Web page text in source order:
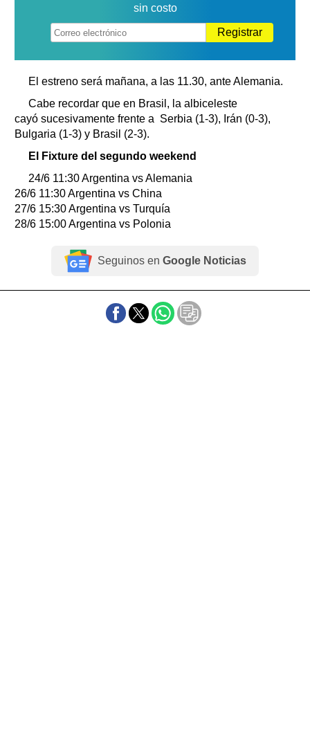
sin costo
Registrar
El estreno será mañana, a las 11.30, ante Alemania.
Cabe recordar que en Brasil, la albiceleste
cayó sucesivamente frente a Serbia (1-3), Irán (0-3),
Bulgaria (1-3) y Brasil (2-3).
El Fixture del segundo weekend
24/6 11:30 Argentina vs Alemania
26/6 11:30 Argentina vs China
27/6 15:30 Argentina vs Turquía
28/6 15:00 Argentina vs Polonia
Seguinos en Google Noticias